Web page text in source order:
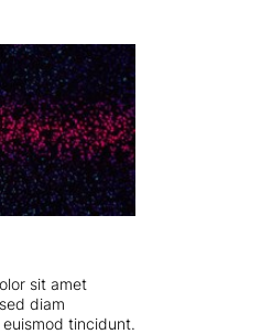
sit amet
diam
tincidunt.